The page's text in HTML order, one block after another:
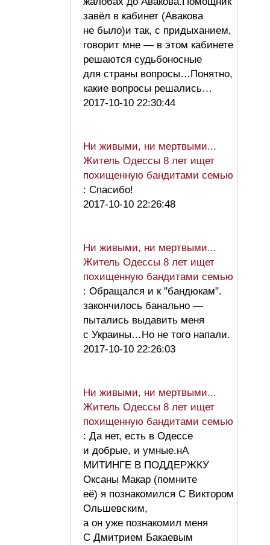
завёл в кабинет (Авакова
не было)и так, с придыханием,
говорит мне — в этом кабинете
решаются судьбоносные
для страны вопросы…Понятно,
какие вопросы решались…
2017-10-10 22:30:44
Ни живыми, ни мертвыми...
Житель Одессы 8 лет ищет
похищенную бандитами семью
: Спасибо!
2017-10-10 22:26:48
Ни живыми, ни мертвыми...
Житель Одессы 8 лет ищет
похищенную бандитами семью
: Обращался и к "бандюкам".
закончилось банально —
пытались выдавить меня
с Украины…Но не того напали.
2017-10-10 22:26:03
Ни живыми, ни мертвыми...
Житель Одессы 8 лет ищет
похищенную бандитами семью
: Да нет, есть в Одессе
и добрые, и умные.нА
МИТИНГЕ В ПОДДЕРЖКУ
Оксаны Макар (помните
её) я познакомился С Виктором
Ольшевским,
а он уже познакомил меня
С Дмитрием Бакаевым